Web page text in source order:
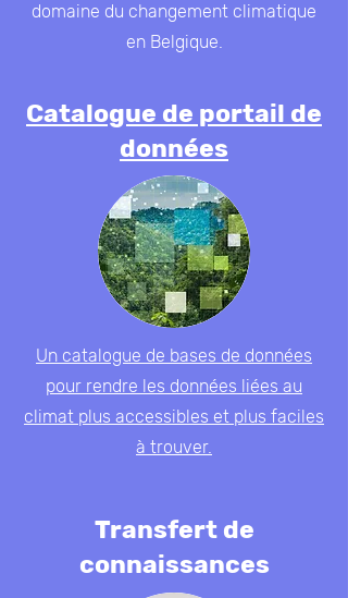
domaine du changement climatique
en Belgique.
Catalogue de portail de
données
Un catalogue de bases de données
pour rendre les données liées au
climat plus accessibles et plus faciles
à trouver.
Transfert de
connaissances